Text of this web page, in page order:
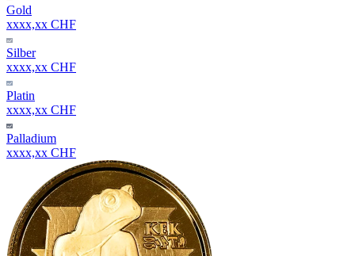
Gold
xxxx,xx CHF
Silber
xxxx,xx CHF
Platin
xxxx,xx CHF
Palladium
xxxx,xx CHF